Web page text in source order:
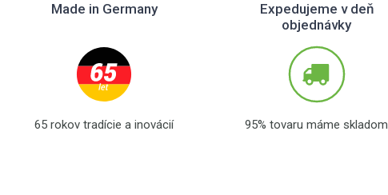
Made in Germany
65 rokov tradície a inovácií
Expedujeme v deň
objednávky
95% tovaru máme skladom